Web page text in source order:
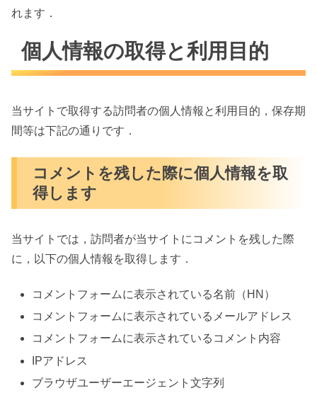
れます．
個人情報の取得と利用目的
当サイトで取得する訪問者の個人情報と利用目的，保存期
間等は下記の通りです．
コメントを残した際に個人情報を取
得します
当サイトでは，訪問者が当サイトにコメントを残した際
に，以下の個人情報を取得します．
コメントフォームに表示されている名前（HN）
コメントフォームに表示されているメールアドレス
コメントフォームに表示されているコメント内容
IPアドレス
ブラウザユーザーエージェント文字列